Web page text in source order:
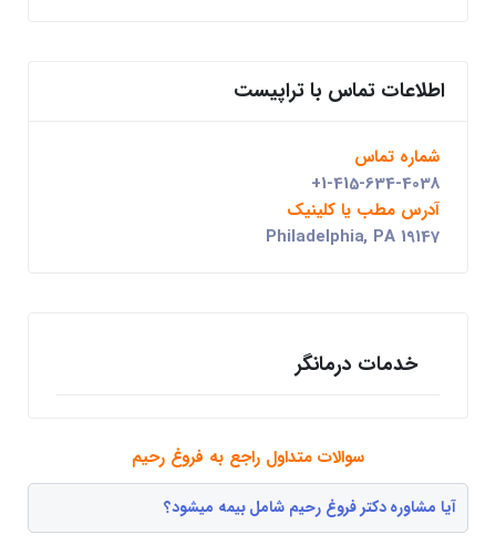
اطلاعات تماس با تراپیست
شماره تماس
+1-415-634-4038
آدرس مطب یا کلینیک
Philadelphia, PA 19147
خدمات درمانگر
سوالات متداول راجع به فروغ رحیم
آیا مشاوره دکتر فروغ رحیم شامل بیمه میشود؟